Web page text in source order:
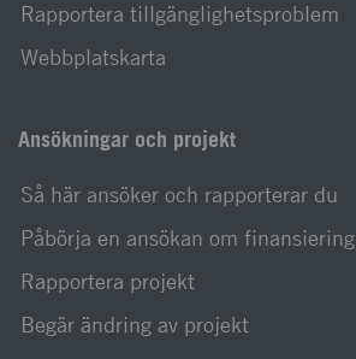
Rapportera tillgänglighetsproblem
Webbplatskarta
Ansökningar och projekt
Så här ansöker och rapporterar du
Påbörja en ansökan om finansiering
Rapportera projekt
Begär ändring av projekt